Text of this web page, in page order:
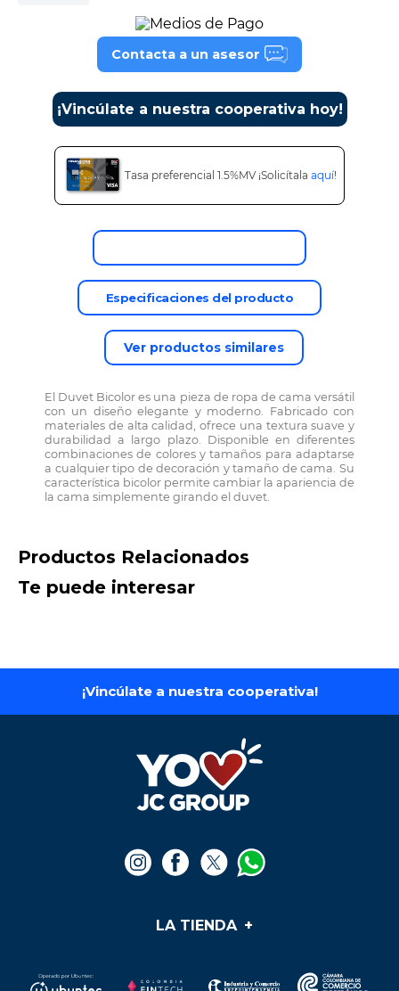
Contacta a un asesor
¡Vincúlate a nuestra cooperativa hoy!
Tasa preferencial 1.5%MV ¡Solicítala aquí!
Especificaciones del producto
Ver productos similares
El Duvet Bicolor es una pieza de ropa de cama versátil
con un diseño elegante y moderno. Fabricado con
materiales de alta calidad, ofrece una textura suave y
durabilidad a largo plazo. Disponible en diferentes
combinaciones de colores y tamaños para adaptarse
a cualquier tipo de decoración y tamaño de cama. Su
característica bicolor permite cambiar la apariencia de
la cama simplemente girando el duvet.
Productos Relacionados
Te puede interesar
¡Vincúlate a nuestra cooperativa!
LA TIENDA +
Mis pedidos